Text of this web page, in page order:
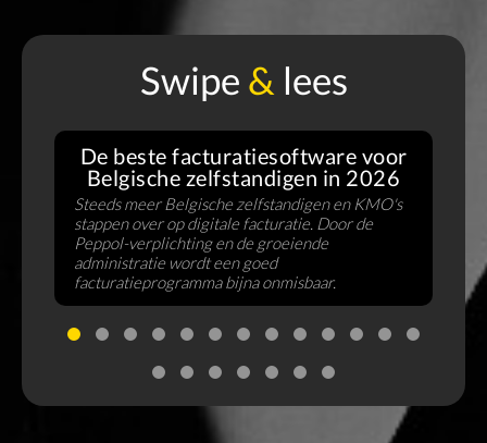
Swipe & lees
De beste facturatiesoftware voor
Belgische zelfstandigen in 2026
Steeds meer Belgische zelfstandigen en KMO's
stappen over op digitale facturatie. Door de
Peppol-verplichting en de groeiende
administratie wordt een goed
facturatieprogramma bijna onmisbaar.